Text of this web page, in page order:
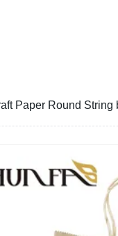
Paper Round